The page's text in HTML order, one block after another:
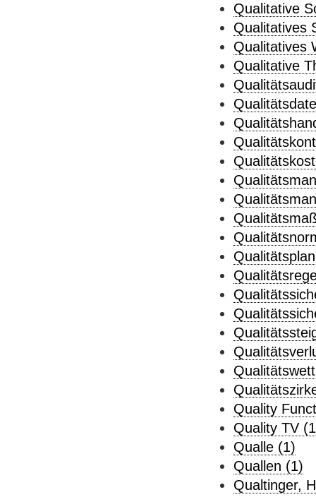
Qualitative
Qualitatives
Qualitatives
Qualitative
Quality
Quality TV
Qualle (1)
Quallen (1)
Qualtinger,